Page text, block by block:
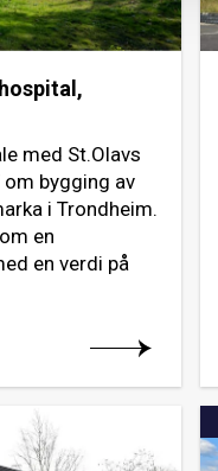
med St.Olavs
om bygging av
i Trondheim.
en
en verdi på